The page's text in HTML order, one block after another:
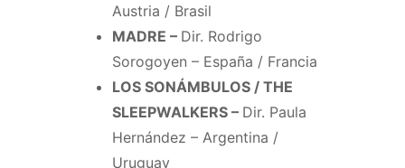
Austria / Brasil
MADRE – Dir. Rodrigo
Sorogoyen – España / Francia
LOS SONÁMBULOS / THE
SLEEPWALKERS – Dir. Paula
Hernández – Argentina /
Uruguay